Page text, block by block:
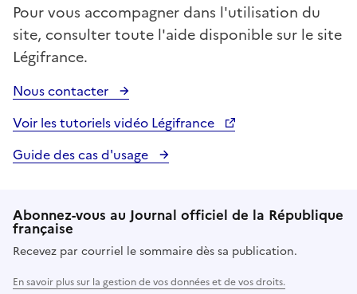
Pour vous accompagner dans l'utilisation du
site, consulter toute l'aide disponible sur le site
Légifrance.
Nous contacter
Voir les tutoriels vidéo Légifrance
Guide des cas d'usage
Abonnez-vous au Journal officiel de la République
française
Recevez par courriel le sommaire dès sa publication.
En savoir plus sur la gestion de vos données et de vos droits.